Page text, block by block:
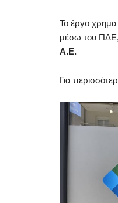
Το έργο
μέσω του ΠΔΕ,
Α.Ε.
Για